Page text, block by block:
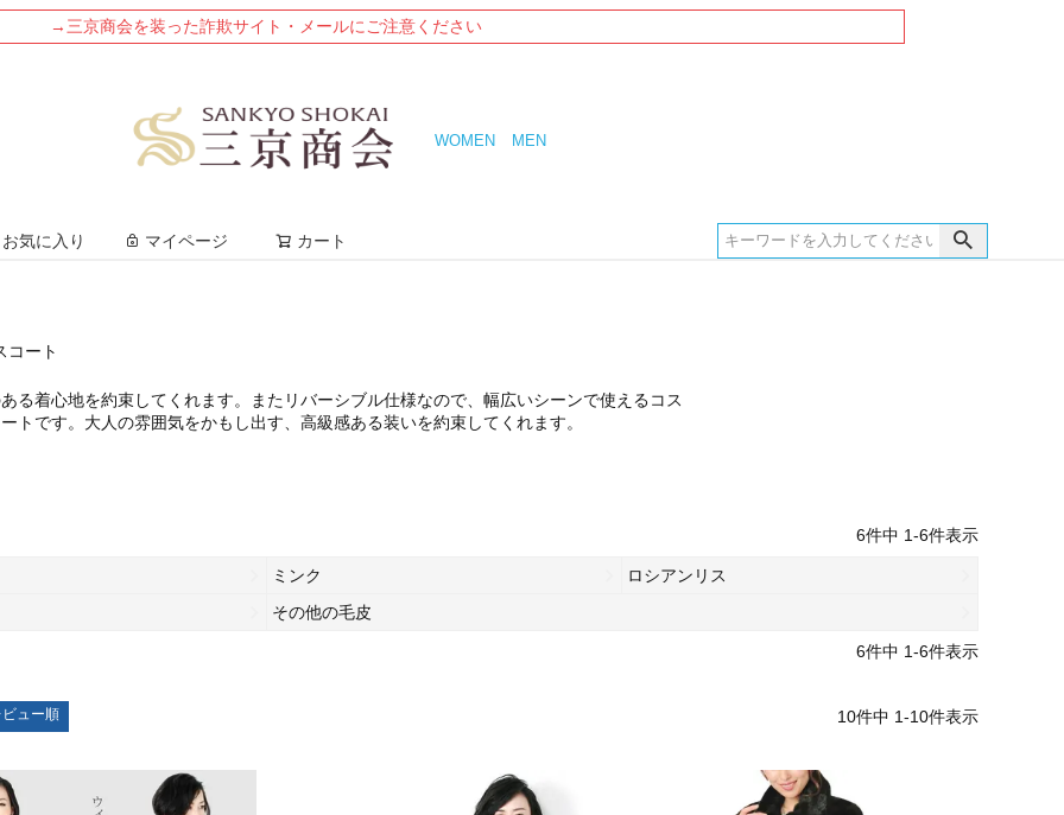
→三京商会を装った詐欺サイト・メールにご注意ください
WOMEN MEN
お気に入り マイページ カート
コート
る着心地を約束してくれます。またリバーシブル仕様なので、幅広いシーンで使えるコス
トです。大人の雰囲気をかもし出す、高級感ある装いを約束してくれます。
6件中 1-6件表示
ミンク
ロシアンリス
その他の毛皮
6件中 1-6件表示
ュー順 10件中 1-10件表示